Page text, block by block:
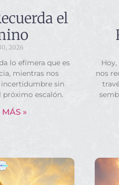
el
2026
lo efímera que es
mientras nos
sin
próximo escalón.
»
nos